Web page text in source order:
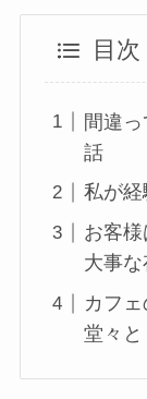
目次
間違
話
私が
お客
大事
カフ
堂々と